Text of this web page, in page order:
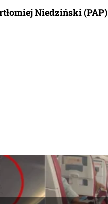
Niedziński (PAP)